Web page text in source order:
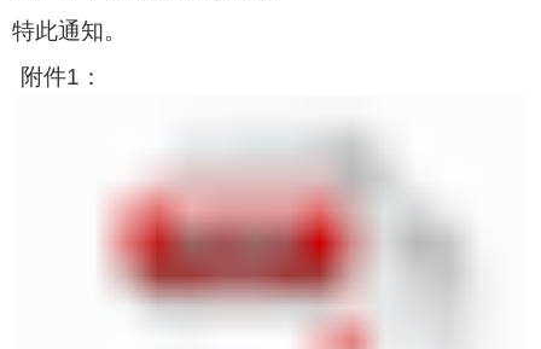
特此通知。
附件1 ：